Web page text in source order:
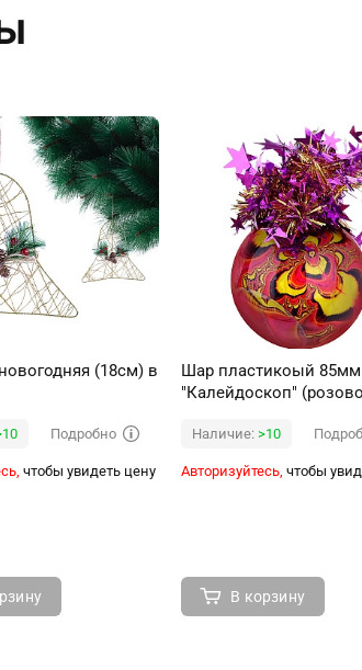
(18см) в
Подробно
чтобы увидеть цену
Шар пластикоый 85мм
"Калейдоскоп"
Наличие: >10
Авторизуйтесь, чтобы
В корзину